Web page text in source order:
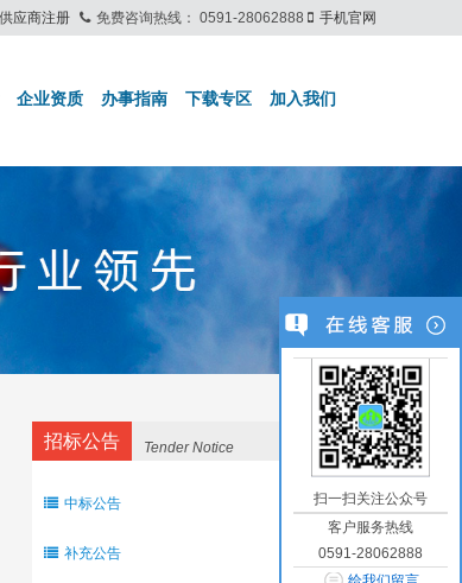
供应商注册 免费咨询热线： 0591-28062888 手机官网
企业资质 办事指南 下载专区 加入我们
招标公告 Tender Notice
中标公告
补充公告
扫一扫关注公众号
客户服务热线
0591-28062888